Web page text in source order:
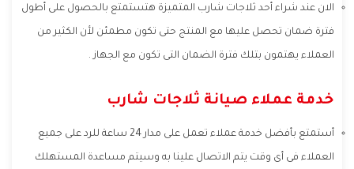
الان عند شراء أحد ثلاجات شارب المتميزة هتستمتع بالحصول على أطول
فترة ضمان تحصل عليها مع المنتج حتى تكون مطمئن لأن الكثير من
العملاء يهتمون بتلك فترة الضمان التى تكون مع الجهاز .
خدمة عملاء صيانة ثلاجات شارب
أستمتع بأفضل خدمة عملاء تعمل على مدار 24 ساعة للرد على جميع
العملاء فى أى وقت يتم الاتصال علينا به وسيتم مساعدة المستهلك